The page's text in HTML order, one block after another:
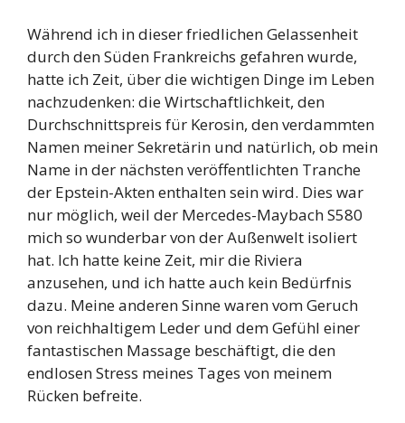
Während ich in dieser friedlichen Gelassenheit
durch den Süden Frankreichs gefahren wurde,
hatte ich Zeit, über die wichtigen Dinge im Leben
nachzudenken: die Wirtschaftlichkeit, den
Durchschnittspreis für Kerosin, den verdammten
Namen meiner Sekretärin und natürlich, ob mein
Name in der nächsten veröffentlichten Tranche
der Epstein-Akten enthalten sein wird. Dies war
nur möglich, weil der Mercedes-Maybach S580
mich so wunderbar von der Außenwelt isoliert
hat. Ich hatte keine Zeit, mir die Riviera
anzusehen, und ich hatte auch kein Bedürfnis
dazu. Meine anderen Sinne waren vom Geruch
von reichhaltigem Leder und dem Gefühl einer
fantastischen Massage beschäftigt, die den
endlosen Stress meines Tages von meinem
Rücken befreite.